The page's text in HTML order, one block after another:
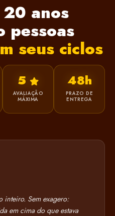
anos
pessoas
seus ciclos
5
AVALIAÇÃO
MÁXIMA
48h
PRAZO DE
ENTREGA
inteiro. Sem exagero:
em cima do que estava